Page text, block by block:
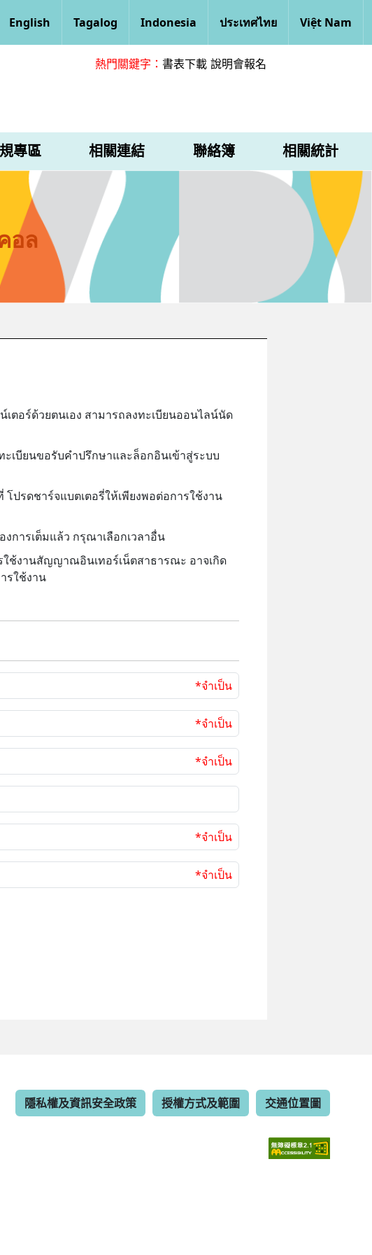
English Tagalog Indonesia ประเทศไทย Việt Nam
熱門關鍵字： 書表下載 說明會報名
專區 相關連結 聯絡簿 相關統計
อล
ตอร์ด้วยตนเอง สามารถลงทะเบียนออนไลน์นัด
เบียนขอรับคำปรึกษาและล็อกอินเข้าสู่ระบบ
ปรดชาร์จแบตเตอรี่ให้เพียงพอต่อการใช้งาน
การเต็มแล้ว กรุณาเลือกเวลาอื่น
ใช้งานสัญญาณอินเทอร์เน็ตสาธารณะ อาจเกิด
รใช้งาน
*จำเป็น
*จำเป็น
*จำเป็น
*จำเป็น
*จำเป็น
隱私權及資訊安全政策 授權方式及範圍 交通位置圖